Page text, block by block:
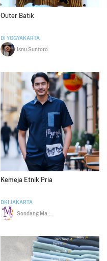
Outer Batik
DI YOGYAKARTA
Isnu Suntoro
Kemeja Etnik Pria
DKI JAKARTA